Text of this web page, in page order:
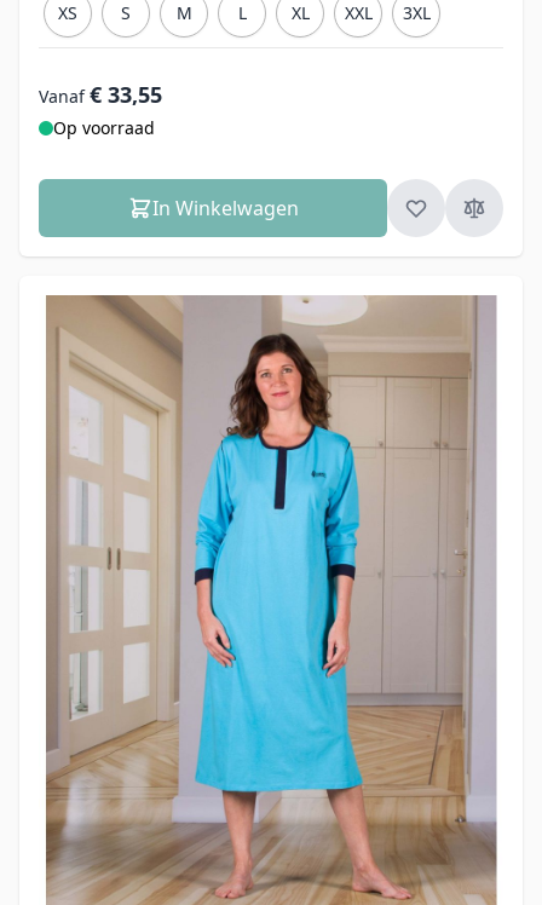
XS S M L XL XXL 3XL
Vanaf € 33,55
Op voorraad
In Winkelwagen